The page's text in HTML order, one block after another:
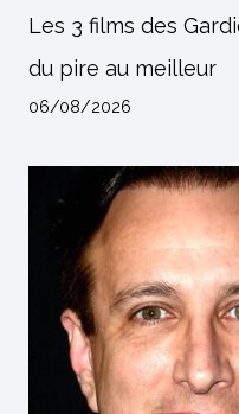
Les 3 films des
du pire au meilleur
06/08/2026